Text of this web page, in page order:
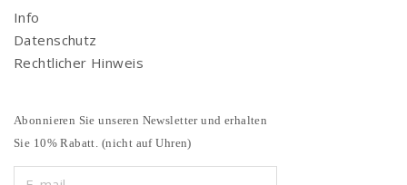
Info
Datenschutz
Rechtlicher Hinweis
Abonnieren Sie unseren Newsletter und erhalten
Sie 10% Rabatt. (nicht auf Uhren)